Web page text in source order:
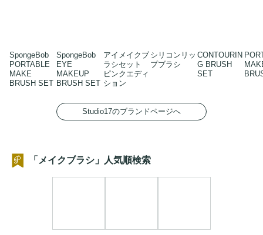
SpongeBob
PORTABLE
MAKE
BRUSH SET
SpongeBob
EYE
MAKEUP
BRUSH SET
アイメイクブ
ラシセット
ピンクエディ
ション
シリコンリッ
プブラシ
CONTOURIN
G BRUSH
SET
Studio17のブランドページへ
「メイクブラシ」人気順検索